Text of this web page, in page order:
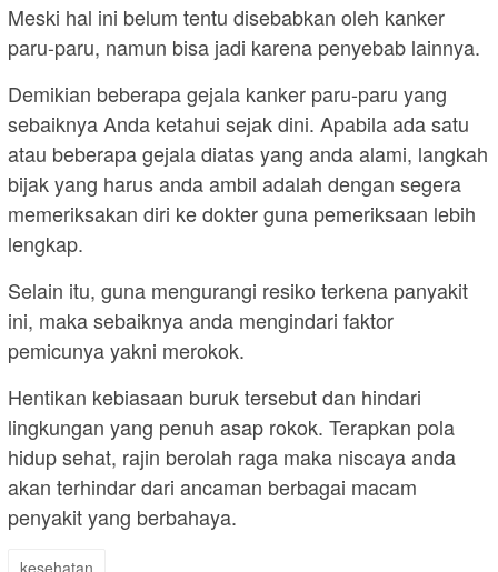
Meski hal ini belum tentu disebabkan oleh kanker
paru-paru, namun bisa jadi karena penyebab lainnya.
Demikian beberapa gejala kanker paru-paru yang
sebaiknya Anda ketahui sejak dini. Apabila ada satu
atau beberapa gejala diatas yang anda alami, langkah
bijak yang harus anda ambil adalah dengan segera
memeriksakan diri ke dokter guna pemeriksaan lebih
lengkap.
Selain itu, guna mengurangi resiko terkena panyakit
ini, maka sebaiknya anda mengindari faktor
pemicunya yakni merokok.
Hentikan kebiasaan buruk tersebut dan hindari
lingkungan yang penuh asap rokok. Terapkan pola
hidup sehat, rajin berolah raga maka niscaya anda
akan terhindar dari ancaman berbagai macam
penyakit yang berbahaya.
kesehatan